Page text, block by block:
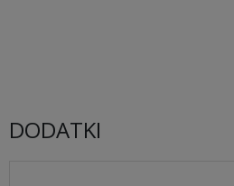
DODATKI